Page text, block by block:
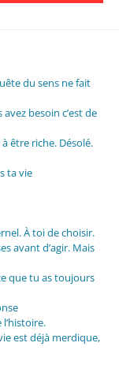
du sens ne fait
besoin c’est de
être riche. Désolé.
ta vie
À toi de choisir.
avant d’agir. Mais
que tu as toujours
est déjà merdique,